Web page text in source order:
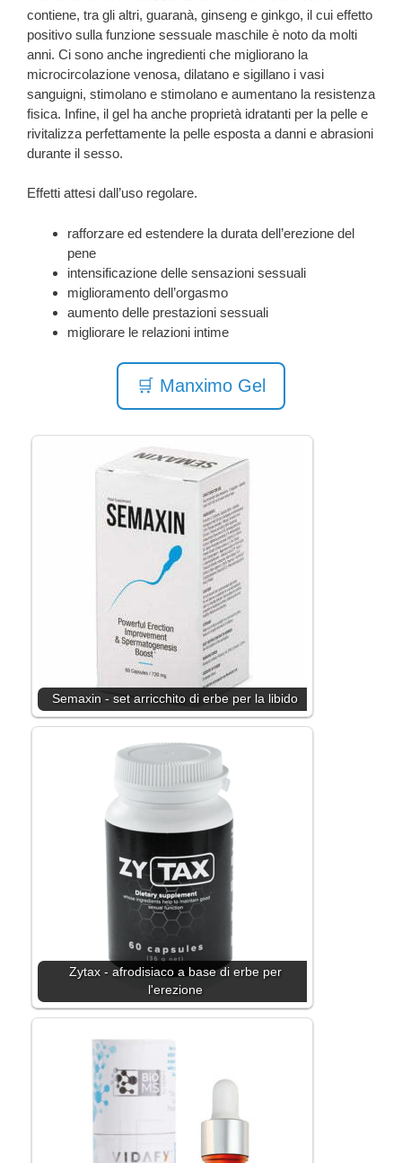
contiene, tra gli altri, guaranà, ginseng e ginkgo, il cui effetto
positivo sulla funzione sessuale maschile è noto da molti
anni. Ci sono anche ingredienti che migliorano la
microcircolazione venosa, dilatano e sigillano i vasi
sanguigni, stimolano e stimolano e aumentano la resistenza
fisica. Infine, il gel ha anche proprietà idratanti per la pelle e
rivitalizza perfettamente la pelle esposta a danni e abrasioni
durante il sesso.
Effetti attesi dall’uso regolare.
rafforzare ed estendere la durata dell’erezione del
pene
intensificazione delle sensazioni sessuali
miglioramento dell’orgasmo
aumento delle prestazioni sessuali
migliorare le relazioni intime
🛒 Manximo Gel
Semaxin - set arricchito di erbe per la libido
Zytax - afrodisiaco a base di erbe per
l'erezione